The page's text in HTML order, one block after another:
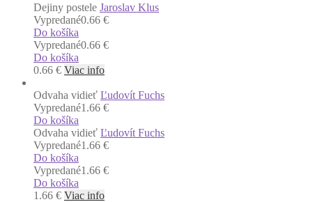
Dejiny postele Jaroslav Klus
Vypredané0.66 €
Do košíka
Vypredané0.66 €
Do košíka
0.66 € Viac info
Odvaha vidieť Ľudovít Fuchs
Vypredané1.66 €
Do košíka
Odvaha vidieť Ľudovít Fuchs
Vypredané1.66 €
Do košíka
Vypredané1.66 €
Do košíka
1.66 € Viac info